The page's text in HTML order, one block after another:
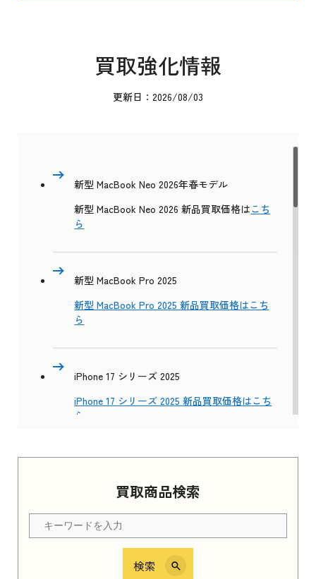
買取商品検索
検索
買取強化情報
更新日：2026/08/03
新型 MacBook Neo 2026年春モデル
新型 MacBook Neo 2026 新品買取価格はこち
ら
新型 MacBook Pro 2025
新型 MacBook Pro 2025 新品買取価格はこち
ら
iPhone 17 シリーズ 2025
iPhone 17 シリーズ 2025 新品買取価格はこち
ら
Apple Watch Series 11 2025 新品買取価格はこ
ちら
iPhone 16e シリーズ 2025